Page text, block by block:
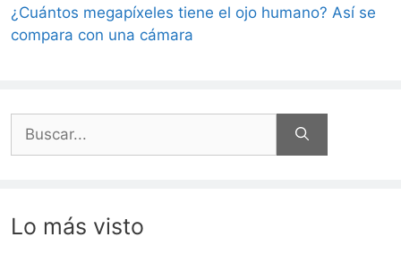
¿Cuántos megapíxeles tiene el ojo humano? Así se
compara con una cámara
Lo más visto